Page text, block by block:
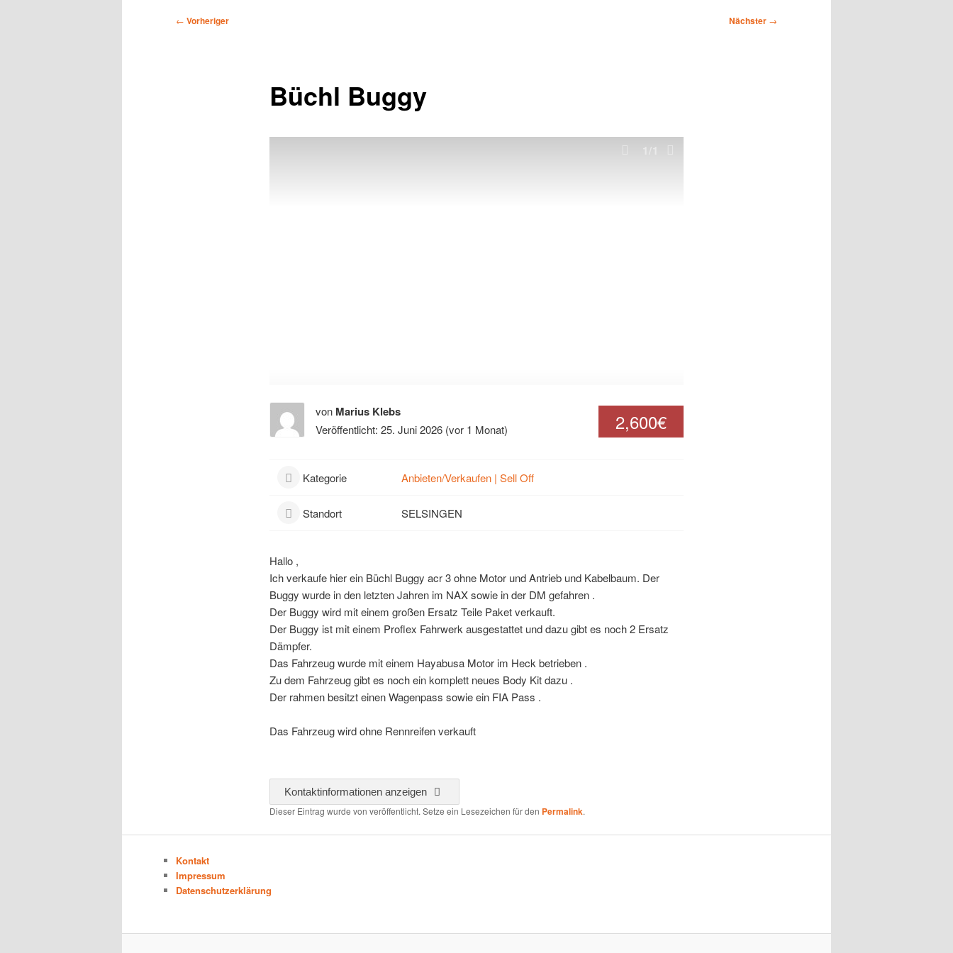
Beitragsnavigation
← Vorheriger Nächster →
Büchl Buggy
1/1
von Marius Klebs
Veröffentlicht: 25. Juni 2026 (vor 1 Monat) 2,600€
Kategorie Anbieten/Verkaufen | Sell Off
Standort SELSINGEN
Hallo ,
Ich verkaufe hier ein Büchl Buggy acr 3 ohne Motor und Antrieb und Kabelbaum. Der
Buggy wurde in den letzten Jahren im NAX sowie in der DM gefahren .
Der Buggy wird mit einem großen Ersatz Teile Paket verkauft.
Der Buggy ist mit einem Proflex Fahrwerk ausgestattet und dazu gibt es noch 2 Ersatz
Dämpfer.
Das Fahrzeug wurde mit einem Hayabusa Motor im Heck betrieben .
Zu dem Fahrzeug gibt es noch ein komplett neues Body Kit dazu .
Der rahmen besitzt einen Wagenpass sowie ein FIA Pass .
Das Fahrzeug wird ohne Rennreifen verkauft
Kontaktinformationen anzeigen
Dieser Eintrag wurde von veröffentlicht. Setze ein Lesezeichen für den Permalink.
Kontakt
Impressum
Datenschutzerklärung